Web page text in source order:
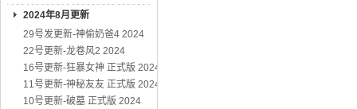
2024年8月更新
29号发更新-神偷奶爸4 2024
22号更新-龙卷风2 2024
16号更新-狂暴女神 正式版 2024
11号更新-神秘友友 正式版 2024
10号更新-破墓 正式版 2024